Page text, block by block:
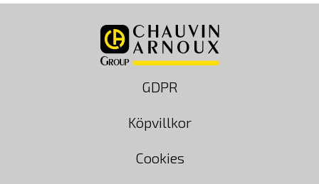
GDPR
Köpvillkor
Cookies